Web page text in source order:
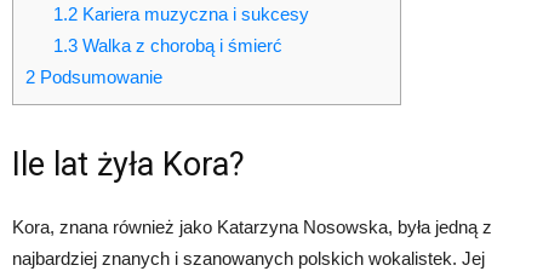
1.2Kariera muzyczna i sukcesy
1.3Walka z chorobą i śmierć
2 Podsumowanie
Ile lat żyła Kora?
Kora, znana również jako Katarzyna Nosowska, była jedną z
najbardziej znanych i szanowanych polskich wokalistek. Jej